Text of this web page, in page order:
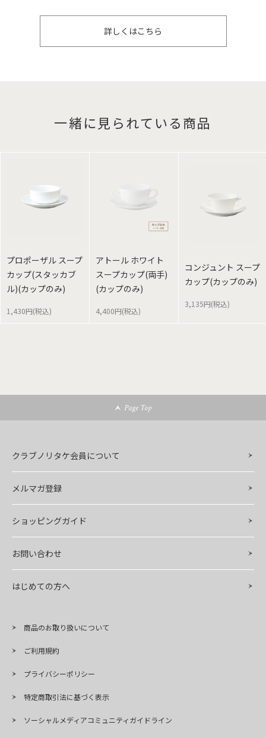
詳しくはこちら
一緒に見られている商品
プロポーザル スープ
カップ(スタッカブ
ル)(カップのみ)
1,430円(税込)
アトール ホワイト
スープカップ(両手)
(カップのみ)
4,400円(税込)
コンジュント スープ
カップ(カップのみ)
3,135円(税込)
Page Top
クラブノリタケ会員について
メルマガ登録
ショッピングガイド
お問い合わせ
はじめての方へ
商品のお取り扱いについて
ご利用規約
プライバシーポリシー
特定商取引法に基づく表示
ソーシャルメディアコミュニティガイドライン